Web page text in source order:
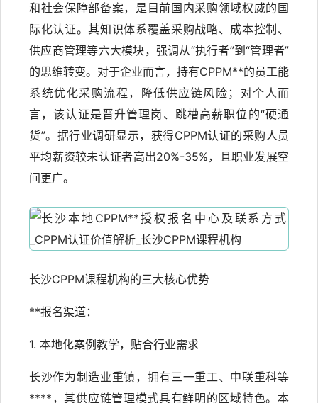
和社会保障部备案，是目前国内采购领域权威的国
际化认证。其知识体系覆盖采购战略、成本控制、
供应商管理等六大模块，强调从“执行者”到“管理者”
的思维转变。对于企业而言，持有CPPM**的员工能
系统优化采购流程，降低供应链风险；对个人而
言，该认证是晋升管理岗、跳槽高薪职位的“硬通
货”。据行业调研显示，获得CPPM认证的采购人员
平均薪资较未认证者高出20%-35%，且职业发展空
间更广。
长沙CPPM课程机构的三大核心优势
**报名渠道：
1. 本地化案例教学，贴合行业需求
长沙作为制造业重镇，拥有三一重工、中联重科等
****，其供应链管理模式具有鲜明的区域特色。本